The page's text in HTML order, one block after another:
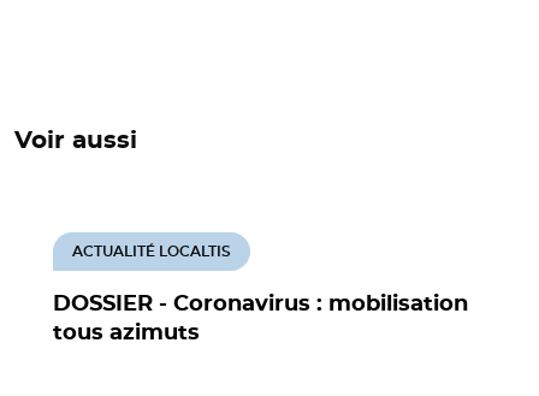
Voir aussi
DOSSIER - Coronavirus : mobilisation
tous azimuts
ACTUALITÉ LOCALTIS